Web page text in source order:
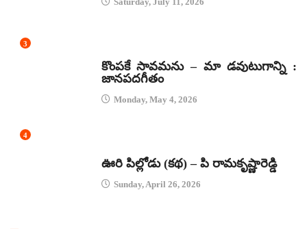
3
కొంపకే సావమను – మా డవుటుగాన్ని :
జానపదగీతం
Monday, May 4, 2026
4
ఊరి పిల్లోడు (కథ) – పి రామకృష్ణారెడ్డి
Sunday, April 26, 2026